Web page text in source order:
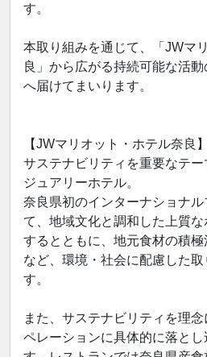
す。
本取り組みを通じて、「JWマ
良」から広がる持続可能な活
へ届けてまいります。
【JWマリオット・ホテル奈良】
サステナビリティを重要なテ
ジュアリーホテル。
奈良県初のインターナショナ
て、地域文化と調和した上質
するとともに、地元食材の積
など、環境・社会に配慮した
す。
また、サステナビリティを理
ペレーションに具体的に落と